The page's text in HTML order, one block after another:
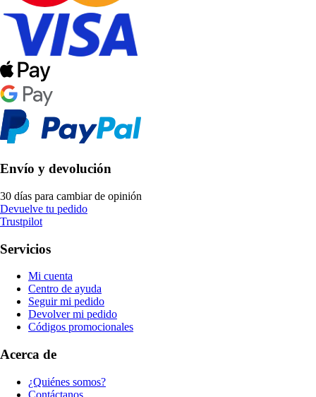
Envío y devolución
30 días para cambiar de opinión
Devuelve tu pedido
Trustpilot
Servicios
Mi cuenta
Centro de ayuda
Seguir mi pedido
Devolver mi pedido
Códigos promocionales
Acerca de
¿Quiénes somos?
Contáctanos